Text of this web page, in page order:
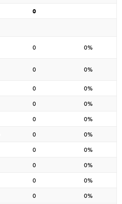
0
0 0%
0 0%
0 0%
0 0%
0 0%
0 0%
0 0%
0 0%
0 0%
0 0%